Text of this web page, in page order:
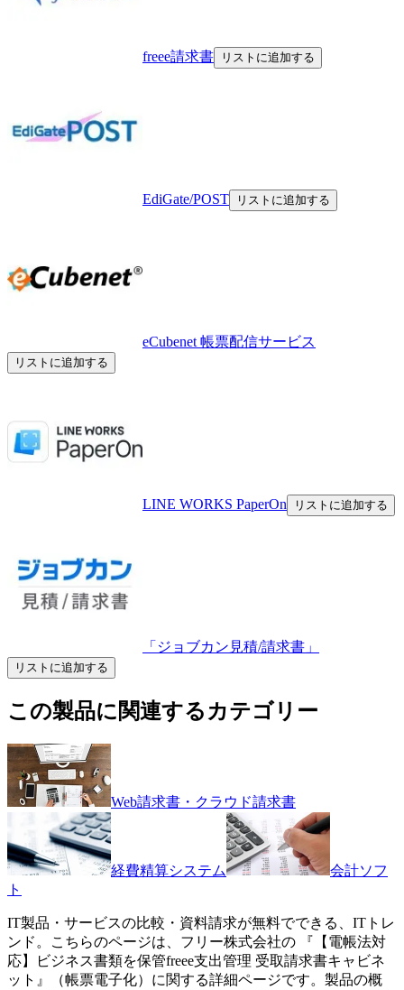
freee請求書 リストに追加する
EdiGate/POST リストに追加する
eCubenet 帳票配信サービス
リストに追加する
LINE WORKS PaperOn リストに追加する
「ジョブカン見積/請求書」
リストに追加する
この製品に関連するカテゴリー
Web請求書・クラウド請求書
経費精算システム
会計ソフ
ト
IT製品・サービスの比較・資料請求が無料でできる、ITトレ
ンド。こちらのページは、 フリー株式会社の 『 【電帳法対
応】ビジネス書類を保管freee支出管理 受取請求書キャビネ
ット 』（帳票電子化）に関する詳細ページです。製品の概